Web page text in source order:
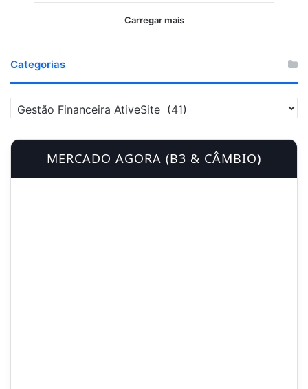
Carregar mais
Categorias
a
e
o
MERCADO AGORA (B3 & CÂMBIO)